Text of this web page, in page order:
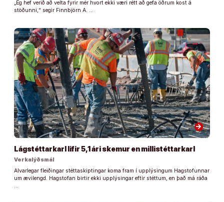
„Ég hef verið að velta fyrir mér hvort ekki væri rétt að gefa öðrum kost á
stöðunni,“ segir Finnbjörn A. …
arrow_forward
Lágstéttarkarl lifir 5,1 ári skemur en millistéttarkarl
Verkalýðsmál
Alvarlegar fleiðingar stéttaskiptingar koma fram í upplýsingum Hagstofunnar
um ævilengd. Hagstofan birtir ekki upplýsingar eftir stéttum, en það má ráða
…